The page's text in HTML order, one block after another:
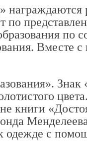
по
по
Вместе
Знак
книги
одежде с